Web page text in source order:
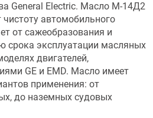
General Electric. Масло М-14Д2
чистоту автомобильного
от сажеобразования и
срока эксплуатации масляных
двигателей,
GE и EMD. Масло имеет
применения: от
до наземных судовых